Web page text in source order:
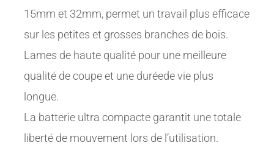
15mm et 32mm, permet un travail plus efficace
sur les petites et grosses branches de bois.
Lames de haute qualité pour une meilleure
qualité de coupe et une duréede vie plus
longue.
La batterie ultra compacte garantit une totale
liberté de mouvement lors de l’utilisation.